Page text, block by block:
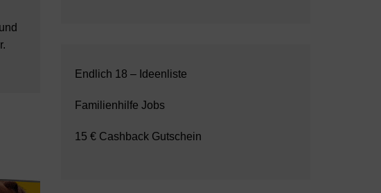
Endlich 18 – Ideenliste
Familienhilfe Jobs
15 € Cashback Gutschein